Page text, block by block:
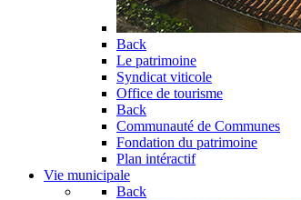
Back
Le patrimoine
Syndicat viticole
Office de tourisme
Back
Communauté de Communes
Fondation du patrimoine
Plan intéractif
Vie municipale
Back